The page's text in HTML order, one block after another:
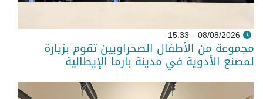
08/08/2026 - 15:33
مجموعة من الأطفال الصحراويين تقوم بزيارة
لمصنع الأدوية في مدينة بارما الإيطالية